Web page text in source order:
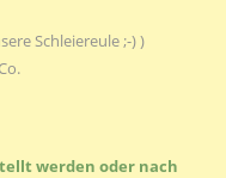
Schleiereule ;-) )
werden oder nach